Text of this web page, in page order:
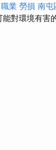
業 勞損 南屯
對環境有害